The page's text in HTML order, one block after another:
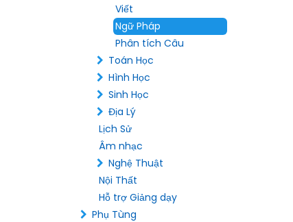
Viết
Ngữ Pháp
Phân tích Câu
Toán Học
Hình Học
Sinh Học
Địa Lý
Lịch Sử
Âm nhạc
Nghệ Thuật
Nội Thất
Hỗ trợ Giảng dạy
Phụ Tùng